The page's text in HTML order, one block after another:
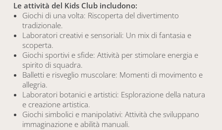
Le attività del Kids Club includono:
Giochi di una volta: Riscoperta del divertimento
tradizionale.
Laboratori creativi e sensoriali: Un mix di fantasia e
scoperta.
Giochi sportivi e sfide: Attività per stimolare energia e
spirito di squadra.
Balletti e risveglio muscolare: Momenti di movimento e
allegria.
Laboratori botanici e artistici: Esplorazione della natura
e creazione artistica.
Giochi simbolici e manipolativi: Attività che sviluppano
immaginazione e abilità manuali.